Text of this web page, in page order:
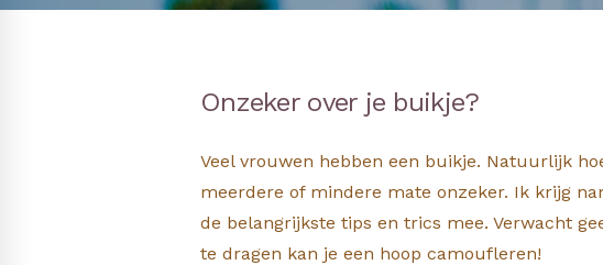
Onzeker over je buikje?
Veel vrouwen hebben een buikje. Natuurlijk
meerdere of mindere mate onzeker. Ik krijg
de belangrijkste tips en trics mee. Verwacht
te dragen kan je een hoop camoufleren!